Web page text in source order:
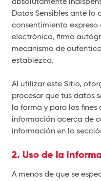
Datos Sensibles ante lo
consentimiento
electrónica, firma
mecanismo de
establezca.
Al utilizar este Sitio,
procesar que tus datos
la forma y para los fines
información acerca de
información en la
2. Uso de la
A menos de que se